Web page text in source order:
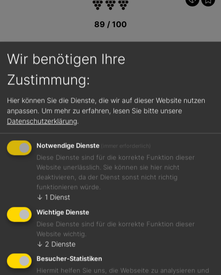
89 / 100
Jetzt teilen
Cassis, rote Schmorpaprika und Speck treffen auf
Gaumen. Will Aufmerksamkeit.
Wir benötigen Ihre
Zustimmung:
Hier können Sie die Dienste, die wir auf dieser Website nutzen
anpassen. Um mehr zu erfahren, lesen Sie bitte unsere
Datenschutzerklärung
Notwendige Dienste (immer erforderlich)
Diese Dienste sind für die korrekte Funktion dieser
Website unerlässlich. Sie können sie hier nicht
deaktivieren, da der Dienst sonst nicht richtig
funktionieren würde.
↓ 1 Dienst
Wichtige Dienste
Diese Dienste sind für die korrekte Funktion dieser
Website wichtig.
↓ 2 Dienste
Besucher-Statistiken
Hiermit helfen Sie uns, die Webseite zu analysieren und